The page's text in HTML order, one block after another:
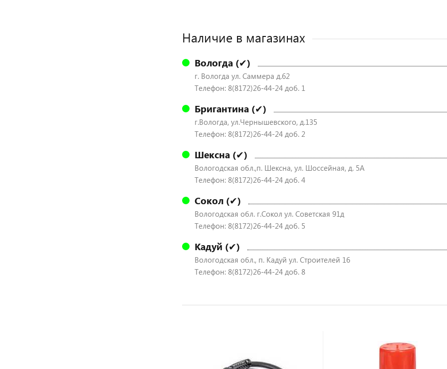
Наличие в магазинах
Вологда (✔)
г. Вологда ул. Саммера д.62
Телефон: 8(8172)26-44-24 доб. 1
Бригантина (✔)
г.Вологда, ул.Чернышевского, д.135
Телефон: 8(8172)26-44-24 доб. 2
Шексна (✔)
Вологодская обл.,п. Шексна, ул. Шоссейная, д. 5А
Телефон: 8(8172)26-44-24 доб. 4
Сокол (✔)
Вологодская обл. г.Сокол ул. Советская 91д
Телефон: 8(8172)26-44-24 доб. 5
Кадуй (✔)
Вологодская обл., п. Кадуй ул. Строителей 16
Телефон: 8(8172)26-44-24 доб. 8